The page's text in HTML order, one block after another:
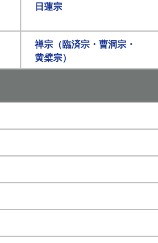
日蓮宗
禅宗（臨済宗・曹洞宗・
黄檗宗）